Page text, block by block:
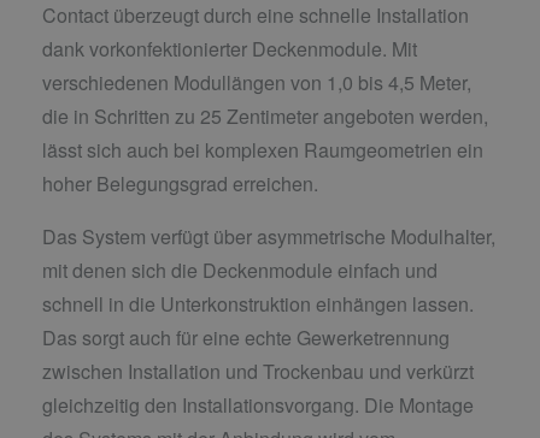
Contact überzeugt durch eine schnelle Installation
dank vorkonfektionierter Deckenmodule. Mit
verschiedenen Modullängen von 1,0 bis 4,5 Meter,
die in Schritten zu 25 Zentimeter angeboten werden,
lässt sich auch bei komplexen Raumgeometrien ein
hoher Belegungsgrad erreichen.
Das System verfügt über asymmetrische Modulhalter,
mit denen sich die Deckenmodule einfach und
schnell in die Unterkonstruktion einhängen lassen.
Das sorgt auch für eine echte Gewerketrennung
zwischen Installation und Trockenbau und verkürzt
gleichzeitig den Installationsvorgang. Die Montage